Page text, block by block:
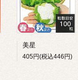
美星
405円(税込446円)